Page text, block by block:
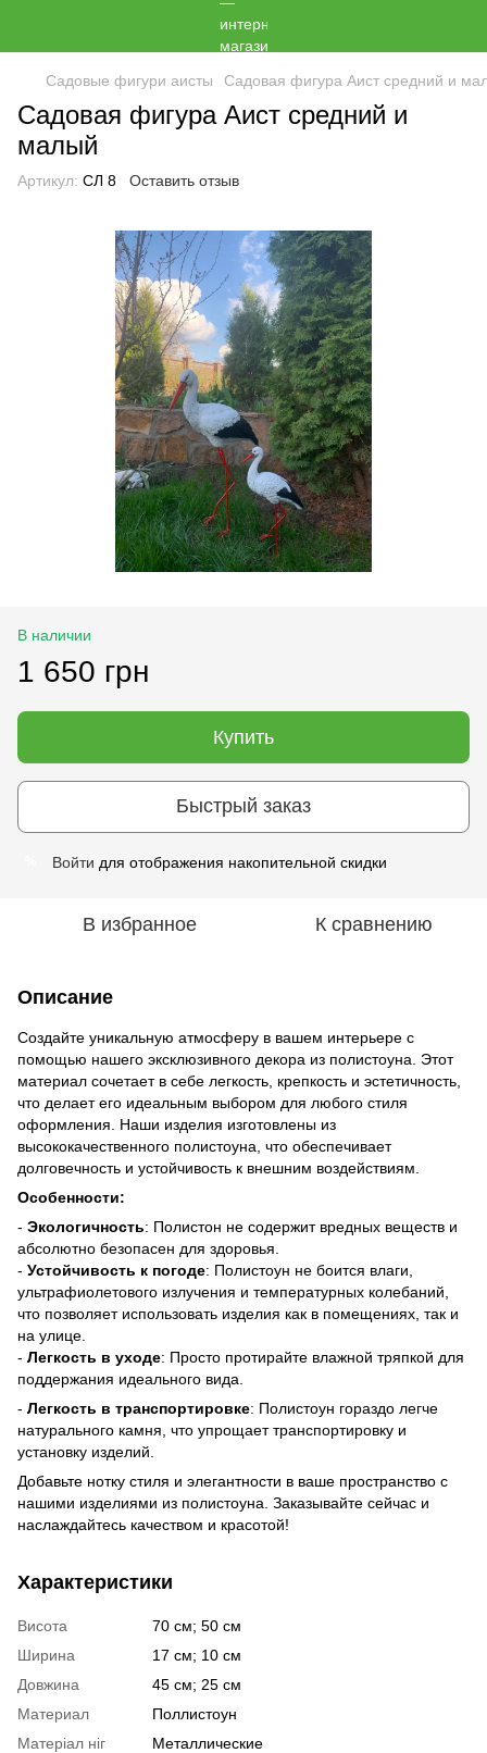
Садовые фигури аисты Садовая фигура Аист средний и
Садовая фигура Аист средний и
малый
Артикул: СЛ 8 Оставить отзыв
В наличии
1 650 грн
Купить
Быстрый заказ
Войти для отображения накопительной скидки
В избранное К сравнению
Описание
Создайте уникальную атмосферу в вашем интерьере с
помощью нашего эксклюзивного декора из полистоуна. Этот
материал сочетает в себе легкость, крепкость и эстетичность,
что делает его идеальным выбором для любого стиля
оформления. Наши изделия изготовлены из
высококачественного полистоуна, что обеспечивает
долговечность и устойчивость к внешним воздействиям.
Особенности:
- Экологичность: Полистон не содержит вредных веществ и
абсолютно безопасен для здоровья.
- Устойчивость к погоде: Полистоун не боится влаги,
ультрафиолетового излучения и температурных колебаний,
что позволяет использовать изделия как в помещениях, так и
на улице.
- Легкость в уходе: Просто протирайте влажной тряпкой для
поддержания идеального вида.
- Легкость в транспортировке: Полистоун гораздо легче
натурального камня, что упрощает транспортировку и
установку изделий.
Добавьте нотку стиля и элегантности в ваше пространство с
нашими изделиями из полистоуна. Заказывайте сейчас и
наслаждайтесь качеством и красотой!
Характеристики
Висота
70 см; 50 см
Ширина
17 см; 10 см
Довжина
45 см; 25 см
Материал
Поллистоун
Матеріал ніг
Металлические